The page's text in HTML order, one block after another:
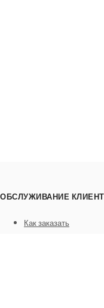
ОБСЛУЖИВАНИЕ
Как заказать